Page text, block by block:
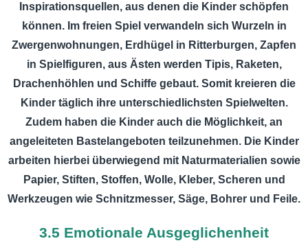
Inspirationsquellen, aus denen die Kinder schöpfen
können. Im freien Spiel verwandeln sich Wurzeln in
Zwergenwohnungen, Erdhügel in Ritterburgen, Zapfen
in Spielfiguren, aus Ästen werden Tipis, Raketen,
Drachenhöhlen und Schiffe gebaut. Somit kreieren die
Kinder täglich ihre unterschiedlichsten Spielwelten.
Zudem haben die Kinder auch die Möglichkeit, an
angeleiteten Bastelangeboten teilzunehmen. Die Kinder
arbeiten hierbei überwiegend mit Naturmaterialien sowie
Papier, Stiften, Stoffen, Wolle, Kleber, Scheren und
Werkzeugen wie Schnitzmesser, Säge, Bohrer und Feile.
3.5 Emotionale Ausgeglichenheit